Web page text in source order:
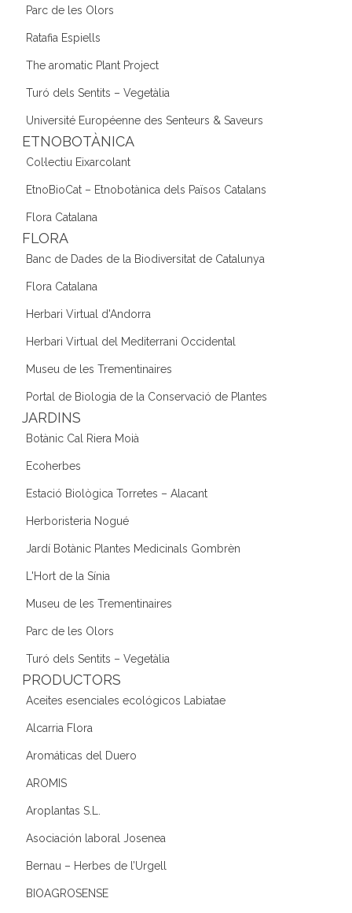
Parc de les Olors
Ratafia Espiells
The aromatic Plant Project
Turó dels Sentits – Vegetàlia
Université Européenne des Senteurs & Saveurs
ETNOBOTÀNICA
Col·lectiu Eixarcolant
EtnoBioCat – Etnobotànica dels Països Catalans
Flora Catalana
FLORA
Banc de Dades de la Biodiversitat de Catalunya
Flora Catalana
Herbari Virtual d'Andorra
Herbari Virtual del Mediterrani Occidental
Museu de les Trementinaires
Portal de Biologia de la Conservació de Plantes
JARDINS
Botànic Cal Riera Moià
Ecoherbes
Estació Biològica Torretes – Alacant
Herboristeria Nogué
Jardí Botànic Plantes Medicinals Gombrèn
L'Hort de la Sínia
Museu de les Trementinaires
Parc de les Olors
Turó dels Sentits – Vegetàlia
PRODUCTORS
Aceites esenciales ecológicos Labiatae
Alcarria Flora
Aromáticas del Duero
AROMIS
Aroplantas S.L.
Asociación laboral Josenea
Bernau – Herbes de l’Urgell
BIOAGROSENSE